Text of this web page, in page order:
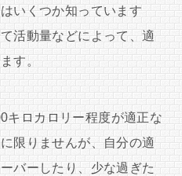
いくつか知っています
活動量などによって、適
す。
キロカロリー程度が適正な
限りませんが、自分の適
バーしたり、少な過ぎた